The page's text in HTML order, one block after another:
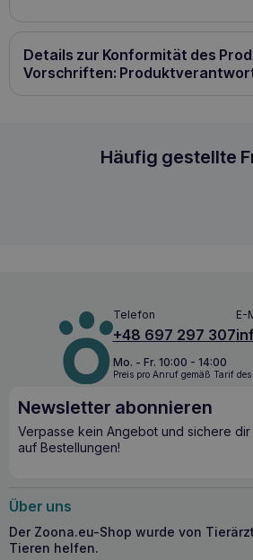
Details zur Konformität des
Vorschriften:
Ollo Pure Pork 400g
Häufig gestellte
Telefon
+48 697 297 307
E-
Mo. - Fr. 10:00 - 14:00
Preis pro Anruf gemäß Tarif des
Newsletter abonnieren
Verpasse kein Angebot und sichere
auf Bestellungen!
Über uns
Der Zoona.eu-Shop wurde von
Tieren helfen.